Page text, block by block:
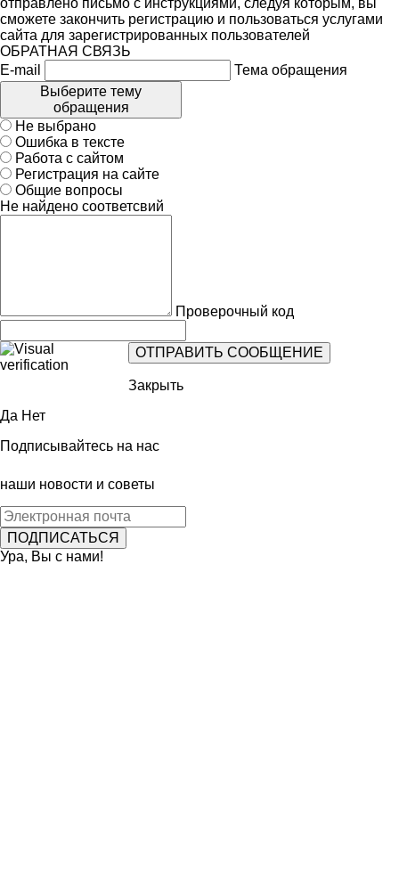
сможете закончить регистрацию и пользоваться услугами
сайта для зарегистрированных пользователей
ОБРАТНАЯ СВЯЗЬ
E-mail
Тема обращения
Выберите тему
обращения
Не выбрано
Ошибка в тексте
Работа с сайтом
Регистрация на сайте
Общие вопросы
Не найдено соответсвий
Проверочный код
Закрыть
Да Нет
Подписывайтесь на нас
наши новости и советы
Ура, Вы с нами!